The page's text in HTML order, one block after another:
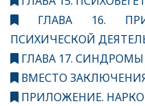
ГЛАВА 16.
ПСИХИЧЕСКОЙ
ГЛАВА 17.
ВМЕСТО
ПРИЛОЖЕНИЕ.